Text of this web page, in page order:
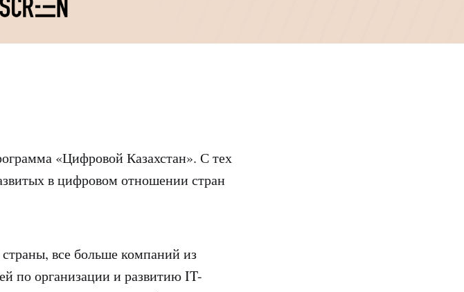
«Цифровой Казахстан». С тех
в цифровом отношении стран
все больше компаний из
по организации и развитию IT-